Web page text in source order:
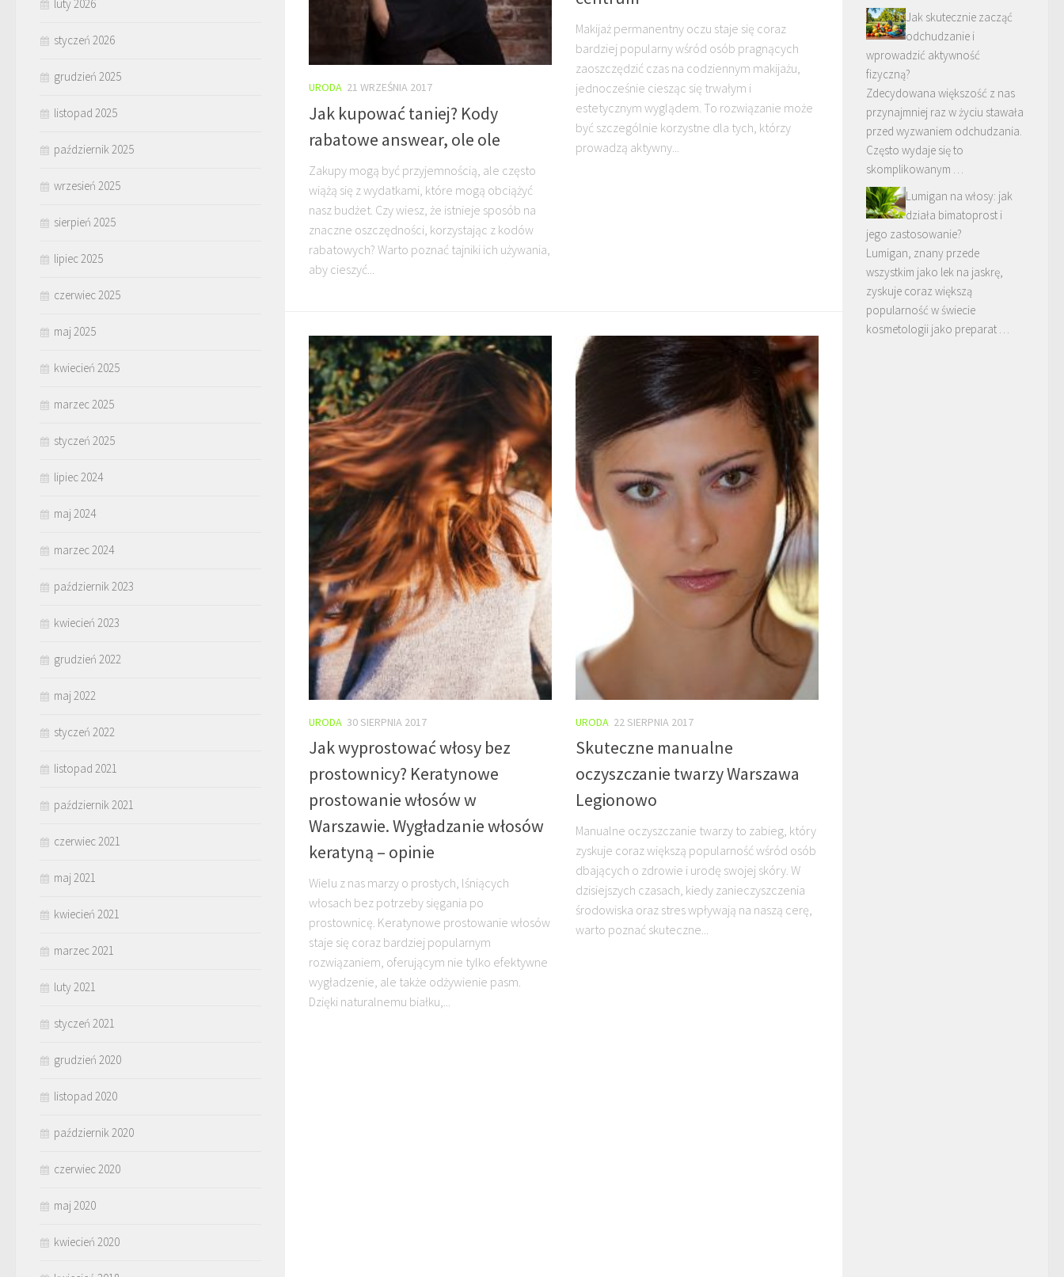
URODA 21 WRZEŚNIA 2017
Jak kupować taniej? Kody
rabatowe answear, ole ole
Zakupy mogą być przyjemnością, ale często
wiążą się z wydatkami, które mogą obciążyć
nasz budżet. Czy wiesz, że istnieje sposób na
znaczne oszczędności, korzystając z kodów
rabatowych? Warto poznać tajniki ich używania,
aby cieszyć...
Makijaż permanentny oczu staje się coraz
bardziej popularny wśród osób pragnących
zaoszczędzić czas na codziennym makijażu,
jednocześnie ciesząc się trwałym i
estetycznym wyglądem. To rozwiązanie może
być szczególnie korzystne dla tych, którzy
prowadzą aktywny...
URODA 30 SIERPNIA 2017
Jak wyprostować włosy bez
prostownicy? Keratynowe
prostowanie włosów w
Warszawie. Wygładzanie włosów
keratyną – opinie
Wielu z nas marzy o prostych, lśniących
włosach bez potrzeby sięgania po
prostownicę. Keratynowe prostowanie włosów
staje się coraz bardziej popularnym
rozwiązaniem, oferującym nie tylko efektywne
wygładzenie, ale także odżywienie pasm.
Dzięki naturalnemu białku,...
URODA 22 SIERPNIA 2017
Skuteczne manualne
oczyszczanie twarzy Warszawa
Legionowo
Manualne oczyszczanie twarzy to zabieg, który
zyskuje coraz większą popularność wśród osób
dbających o zdrowie i urodę swojej skóry. W
dzisiejszych czasach, kiedy zanieczyszczenia
środowiska oraz stres wpływają na naszą cerę,
warto poznać skuteczne...
luty 2026
styczeń 2026
grudzień 2025
listopad 2025
październik 2025
wrzesień 2025
sierpień 2025
lipiec 2025
czerwiec 2025
maj 2025
kwiecień 2025
marzec 2025
styczeń 2025
lipiec 2024
maj 2024
marzec 2024
październik 2023
kwiecień 2023
grudzień 2022
maj 2022
styczeń 2022
listopad 2021
październik 2021
czerwiec 2021
maj 2021
kwiecień 2021
marzec 2021
luty 2021
styczeń 2021
grudzień 2020
listopad 2020
październik 2020
czerwiec 2020
maj 2020
kwiecień 2020
Jak skutecznie zacząć
odchudzanie i
wprowadzić aktywność
fizyczną?
Zdecydowana większość z nas
przynajmniej raz w życiu stawała
przed wyzwaniem odchudzania.
Często wydaje się to
skomplikowanym …
Lumigan na włosy: jak
działa bimatoprost i
jego zastosowanie?
Lumigan, znany przede
wszystkim jako lek na jaskrę,
zyskuje coraz większą
popularność w świecie
kosmetologii jako preparat …